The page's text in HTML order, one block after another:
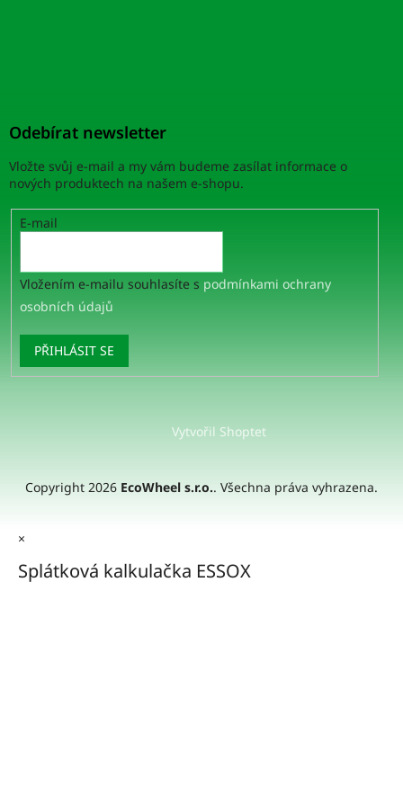
Odebírat newsletter
Vložte svůj e-mail a my vám budeme zasílat informace o
nových produktech na našem e-shopu.
E-mail
Vložením e-mailu souhlasíte s podmínkami ochrany
osobních údajů
PŘIHLÁSIT SE
Vytvořil Shoptet
Copyright 2026 EcoWheel s.r.o.. Všechna práva vyhrazena.
×
Splátková kalkulačka ESSOX